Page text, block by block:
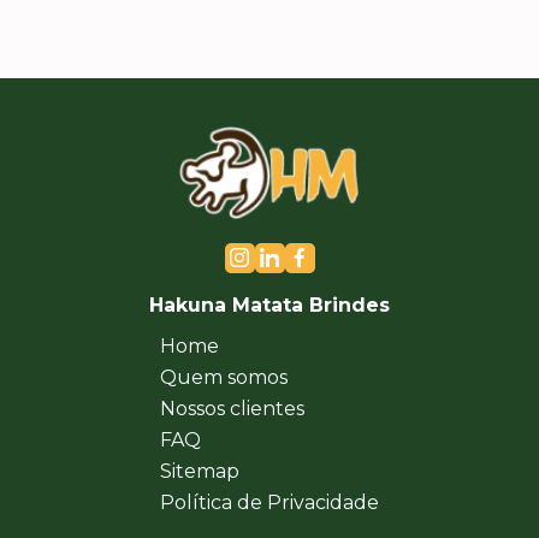
Hakuna Matata Brindes
Home
Quem somos
Nossos clientes
FAQ
Sitemap
Política de Privacidade